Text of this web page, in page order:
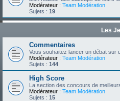
Modérateur : Team Modération
Sujets : 19
Les
Commentaires
Vous souhaitez lancer un débat sur
Modérateur : Team Modération
Sujets : 144
High Score
La section des concours de
Modérateur : Team Modération
Sujets : 15